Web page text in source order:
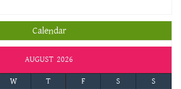
Calendar
AUGUST 2026
W T F S
S